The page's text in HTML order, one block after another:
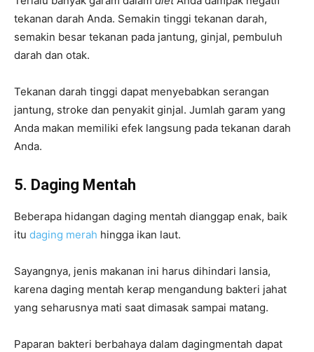
tekanan darah Anda. Semakin tinggi tekanan darah,
semakin besar tekanan pada jantung, ginjal, pembuluh
darah dan otak.
Tekanan darah tinggi dapat menyebabkan serangan
jantung, stroke dan penyakit ginjal. Jumlah garam yang
Anda makan memiliki efek langsung pada tekanan darah
Anda.
5. Daging Mentah
Beberapa hidangan daging mentah dianggap enak, baik
itu daging merah hingga ikan laut.
Sayangnya, jenis makanan ini harus dihindari lansia,
karena daging mentah kerap mengandung bakteri jahat
yang seharusnya mati saat dimasak sampai matang.
Paparan bakteri berbahaya dalam dagingmentah dapat